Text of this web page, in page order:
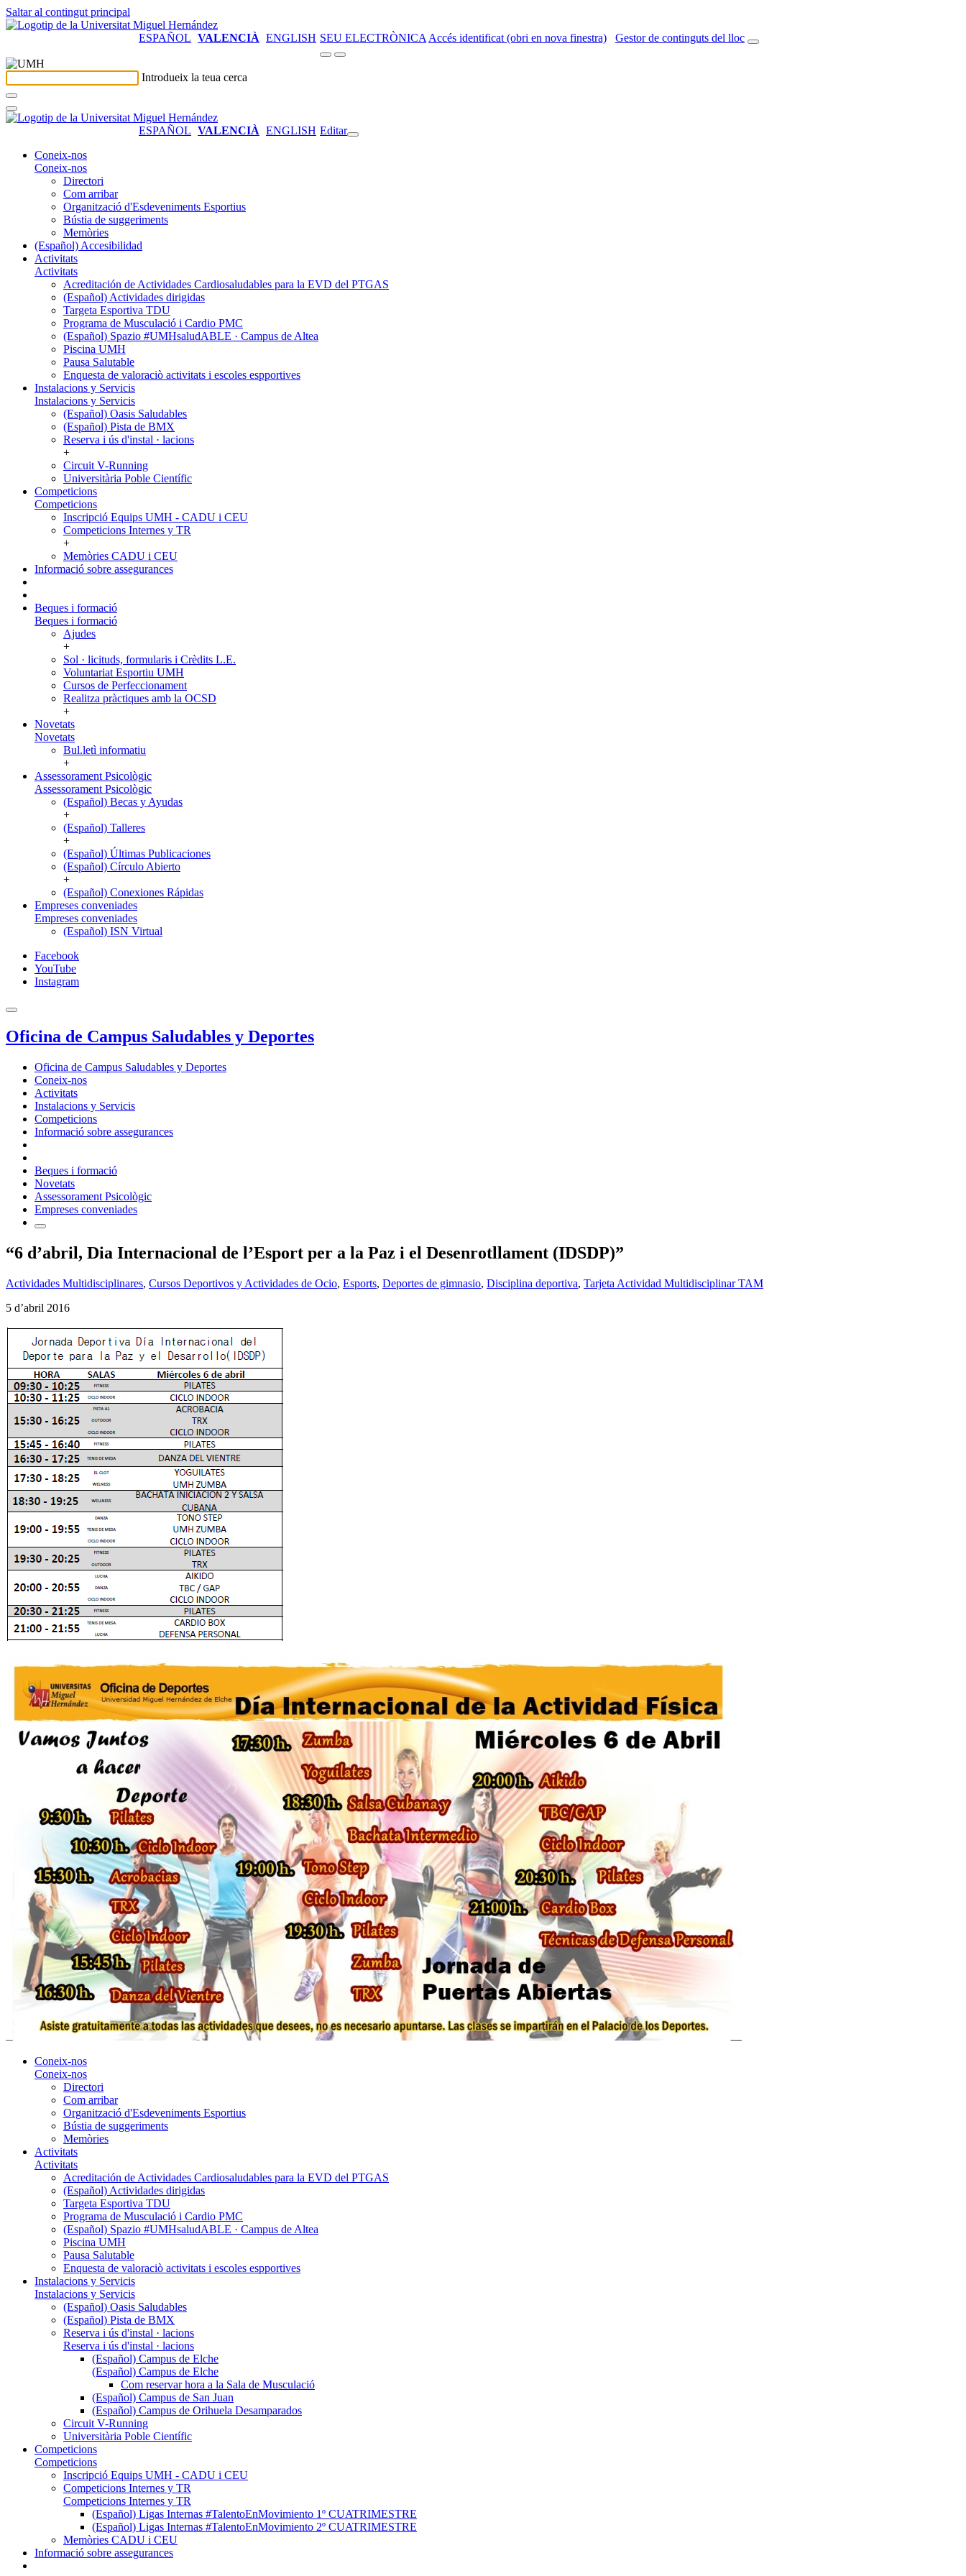
Saltar al contingut principal
ESPAÑOL VALENCIÀ ENGLISH SEU ELECTRÒNICA Accés identificat (obri en nova finestra) Gestor de continguts del lloc
Introdueix la teua cerca
ESPAÑOL VALENCIÀ ENGLISH Editar
Coneix-nos
Coneix-nos
Directori
Com arribar
Organització d'Esdeveniments Esportius
Bústia de suggeriments
Memòries
(Español) Accesibilidad
Activitats
Activitats
Acreditación de Actividades Cardiosaludables para la EVD del PTGAS
(Español) Actividades dirigidas
Targeta Esportiva TDU
Programa de Musculació i Cardio PMC
(Español) Spazio #UMHsaludABLE · Campus de Altea
Piscina UMH
Pausa Salutable
Enquesta de valoraciò activitats i escoles espportives
Instalacions y Servicis
Instalacions y Servicis
(Español) Oasis Saludables
(Español) Pista de BMX
Reserva i ús d'instal · lacions
+
Circuit V-Running
Universitària Poble Científic
Competicions
Competicions
Inscripció Equips UMH - CADU i CEU
Competicions Internes y TR
+
Memòries CADU i CEU
Informació sobre assegurances
Beques i formació
Beques i formació
Ajudes
+
Sol · licituds, formularis i Crèdits L.E.
Voluntariat Esportiu UMH
Cursos de Perfeccionament
Realitza pràctiques amb la OCSD
+
Novetats
Novetats
Bul.letì informatiu
+
Assessorament Psicològic
Assessorament Psicològic
(Español) Becas y Ayudas
+
(Español) Talleres
+
(Español) Últimas Publicaciones
(Español) Círculo Abierto
+
(Español) Conexiones Rápidas
Empreses conveniades
Empreses conveniades
(Español) ISN Virtual
Facebook
YouTube
Instagram
Oficina de Campus Saludables y Deportes
Oficina de Campus Saludables y Deportes
Coneix-nos
Activitats
Instalacions y Servicis
Competicions
Informació sobre assegurances
Beques i formació
Novetats
Assessorament Psicològic
Empreses conveniades
“6 d’abril, Dia Internacional de l’Esport per a la Paz i el Desenrotllament (IDSDP)”
Actividades Multidisciplinares, Cursos Deportivos y Actividades de Ocio, Esports, Deportes de gimnasio, Disciplina deportiva, Tarjeta Actividad Multidisciplinar TAM
5 d’abril 2016
Coneix-nos
Coneix-nos
Directori
Com arribar
Organització d'Esdeveniments Esportius
Bústia de suggeriments
Memòries
Activitats
Activitats
Acreditación de Actividades Cardiosaludables para la EVD del PTGAS
(Español) Actividades dirigidas
Targeta Esportiva TDU
Programa de Musculació i Cardio PMC
(Español) Spazio #UMHsaludABLE · Campus de Altea
Piscina UMH
Pausa Salutable
Enquesta de valoraciò activitats i escoles espportives
Instalacions y Servicis
Instalacions y Servicis
(Español) Oasis Saludables
(Español) Pista de BMX
Reserva i ús d'instal · lacions
Reserva i ús d'instal · lacions
(Español) Campus de Elche
(Español) Campus de Elche
Com reservar hora a la Sala de Musculació
(Español) Campus de San Juan
(Español) Campus de Orihuela Desamparados
Circuit V-Running
Universitària Poble Científic
Competicions
Competicions
Inscripció Equips UMH - CADU i CEU
Competicions Internes y TR
Competicions Internes y TR
(Español) Ligas Internas #TalentoEnMovimiento 1º CUATRIMESTRE
(Español) Ligas Internas #TalentoEnMovimiento 2º CUATRIMESTRE
Memòries CADU i CEU
Informació sobre assegurances